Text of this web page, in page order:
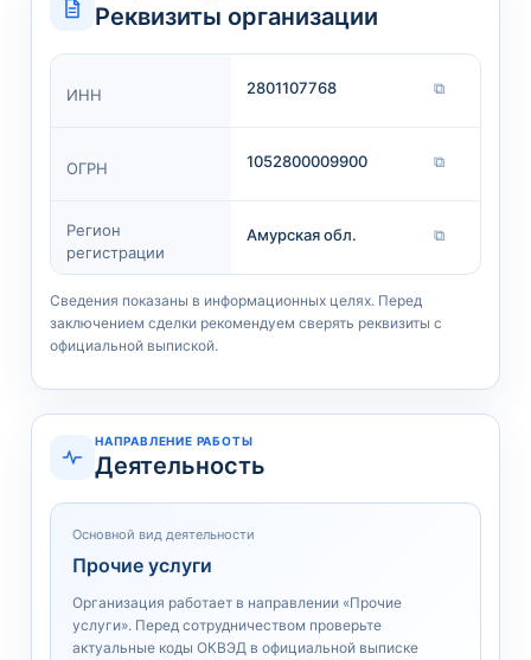
Реквизиты организации
ИНН 2801107768 ⧉
ОГРН 1052800009900 ⧉
Регион
регистрации
Амурская обл. ⧉
Сведения показаны в информационных целях. Перед
заключением сделки рекомендуем сверять реквизиты с
официальной выпиской.
НАПРАВЛЕНИЕ РАБОТЫ
Деятельность
Основной вид деятельности
Прочие услуги
Организация работает в направлении «Прочие
услуги». Перед сотрудничеством проверьте
актуальные коды ОКВЭД в официальной выписке